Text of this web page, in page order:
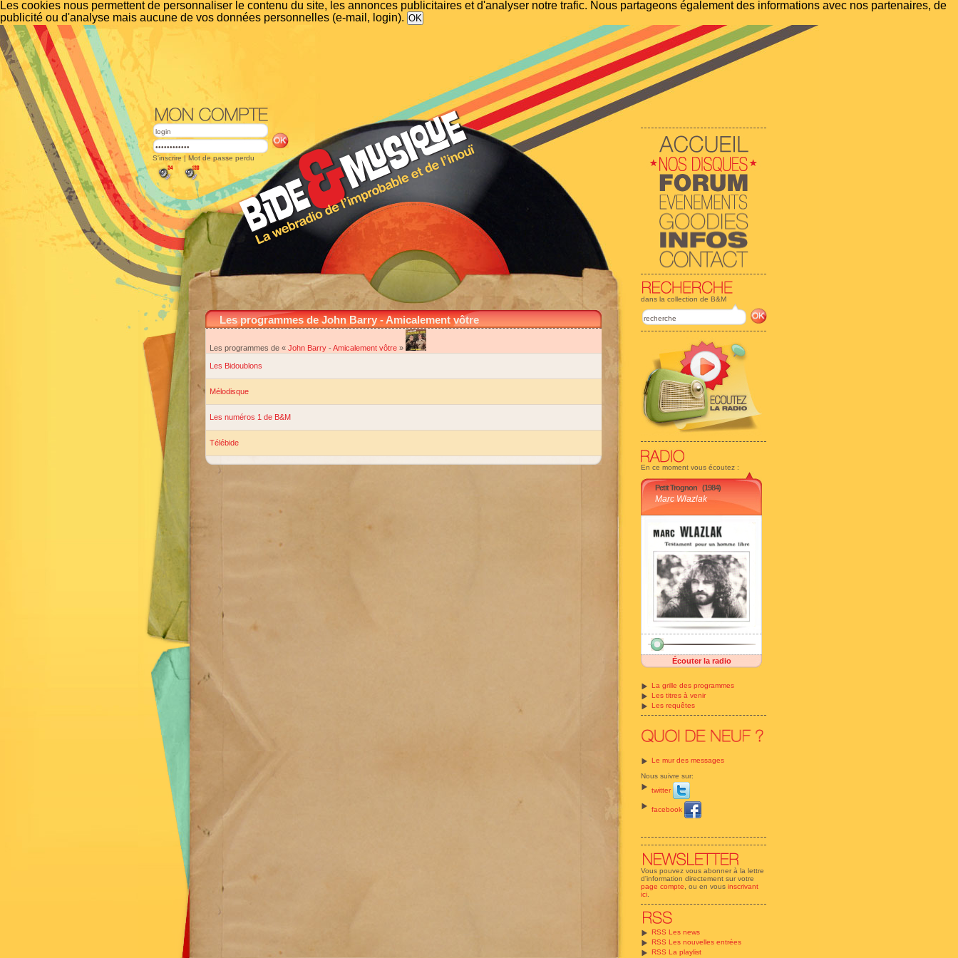
Les cookies nous permettent de personnaliser le contenu du site, les annonces publicitaires et d'analyser notre trafic. Nous partageons également des informations avec nos partenaires, de
publicité ou d'analyse mais aucune de vos données personnelles (e-mail, login).
dans la collection de B&M
En ce moment vous écoutez :
Petit Trognon (1984)
Marc Wlazlak
Écouter la radio
La grille des programmes
Les titres à venir
Les requêtes
Le mur des messages
Nous suivre sur:
twitter
facebook
Vous pouvez vous abonner à la lettre
d'information directement sur votre
page compte , ou en vous inscrivant
ici
RSS Les news
RSS Les nouvelles entrées
RSS La playlist
S'inscrire | Mot de passe perdu
Les programmes de John Barry - Amicalement vôtre
Les programmes de « John Barry -Amicalement vôtre »
Les Bidoublons
Mélodisque
Les numéros 1 de B&M
Télébide